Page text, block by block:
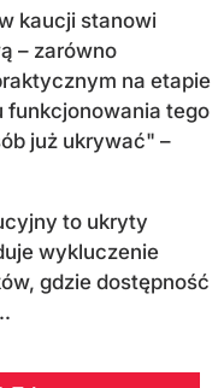
kaucji stanowi
– zarówno
na etapie
funkcjonowania tego
już ukrywać" –
to ukryty
wykluczenie
gdzie dostępność